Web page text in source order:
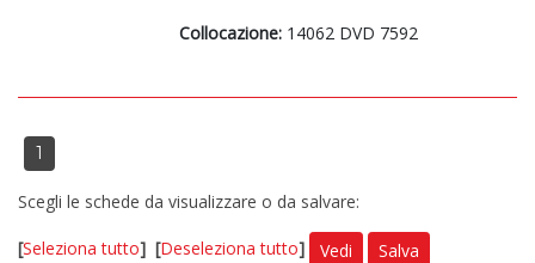
Collocazione: 14062 DVD 7592
1
Scegli le schede da visualizzare o da salvare:
[Seleziona tutto] [Deseleziona tutto] Vedi Salva